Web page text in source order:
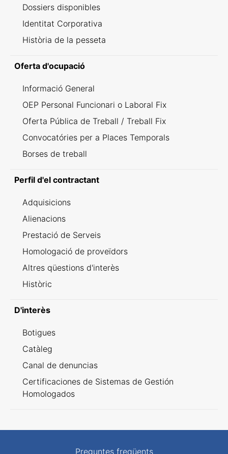
Dossiers disponibles
Identitat Corporativa
Història de la pesseta
Oferta d'ocupació
Informació General
OEP Personal Funcionari o Laboral Fix
Oferta Pública de Treball / Treball Fix
Convocatóries per a Places Temporals
Borses de treball
Perfil d'el contractant
Adquisicions
Alienacions
Prestació de Serveis
Homologació de proveïdors
Altres qüestions d'interès
Històric
D'interès
Botigues
Catàleg
Canal de denuncias
Certificaciones de Sistemas de Gestión
Homologados
Preguntes freqüents